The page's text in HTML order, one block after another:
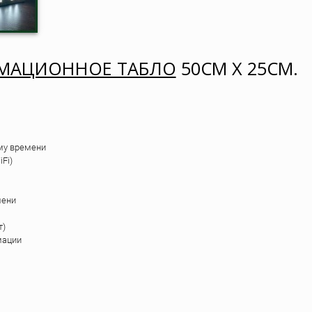
ТАБЛО 50СМ Х 25СМ.
времени